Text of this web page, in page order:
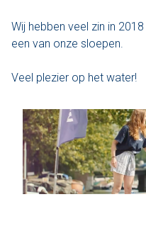
Tarieven
Lidmaatschap
Bedrijfsuitjes op
Alle
Cadeaubon
De sloep
Wij hebben veel zin in
een van onze sloepen.
Veel plezier op het water!